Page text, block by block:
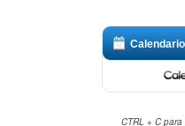
CTRL + C